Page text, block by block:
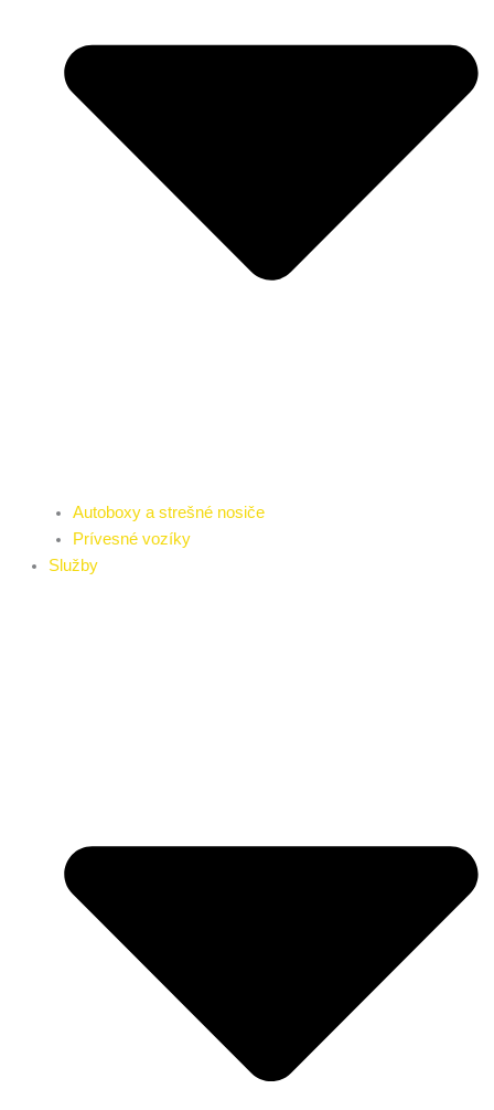
Autoboxy a strešné nosiče
Prívesné vozíky
Služby